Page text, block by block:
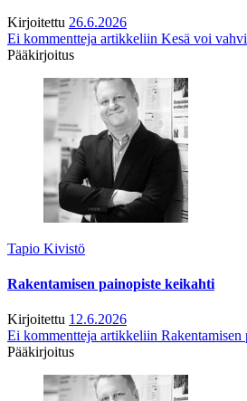
Kirjoitettu 26.6.2026
Ei kommentteja artikkeliin Kesä voi
Pääkirjoitus
Tapio Kivistö
Rakentamisen painopiste keikahti
Kirjoitettu 12.6.2026
Ei kommentteja artikkeliin Rakentamisen
Pääkirjoitus